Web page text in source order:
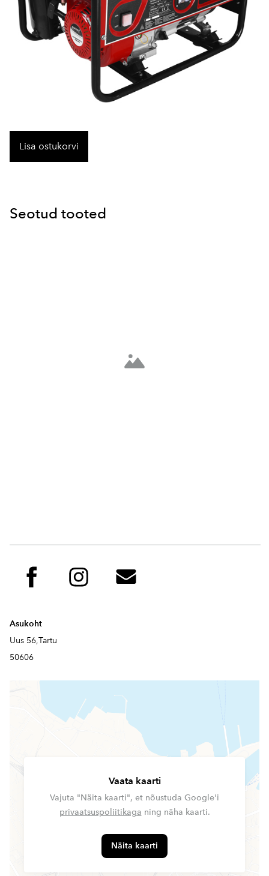
Lisa ostukorvi
Seotud tooted
Asukoht
Uus 56,Tartu
50606
Vaata kaarti
Vajuta "Näita kaarti", et nõustuda Google'i
privaatsuspoliitikaga ning näha kaarti.
Näita kaarti